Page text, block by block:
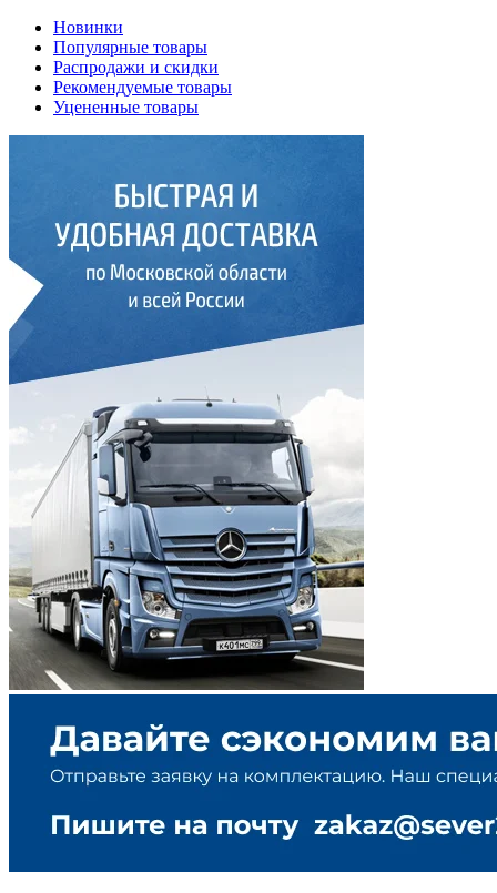
Новинки
Популярные товары
Распродажи и скидки
Рекомендуемые товары
Уцененные товары